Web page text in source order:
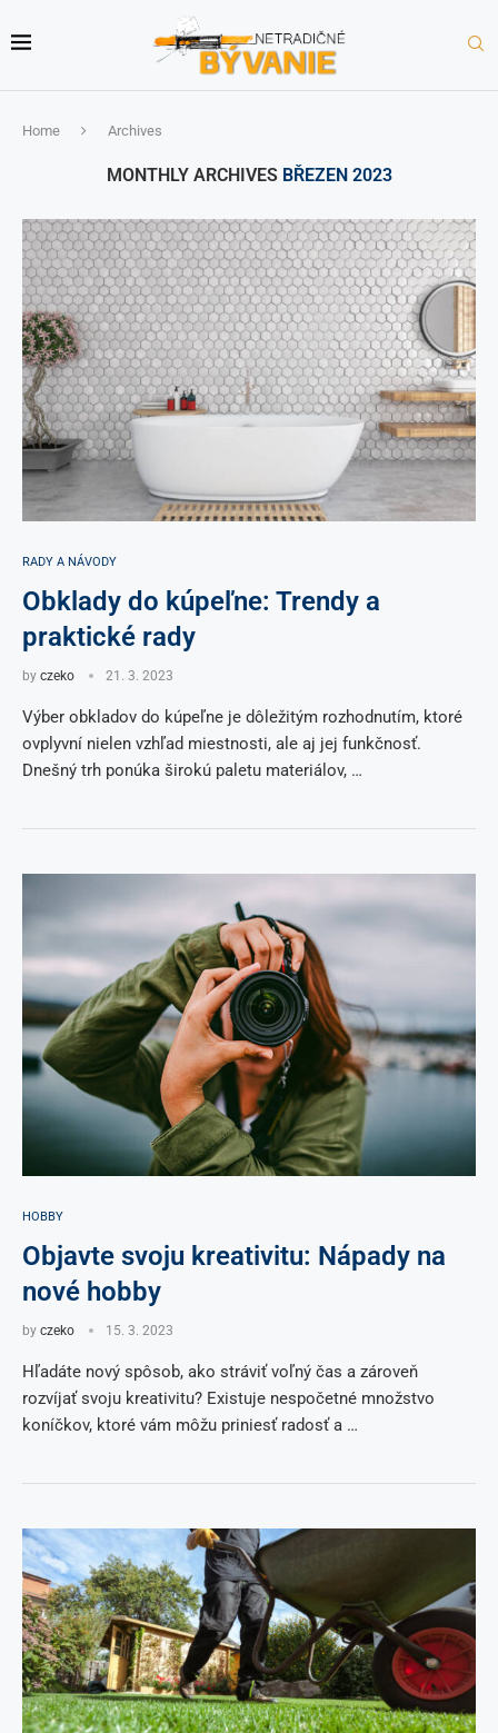
Home Archives
MONTHLY ARCHIVES BŘEZEN 2023
RADY A NÁVODY
Obklady do kúpeľne: Trendy a
praktické rady
by czeko 21. 3. 2023
Výber obkladov do kúpeľne je dôležitým rozhodnutím, ktoré
ovplyvní nielen vzhľad miestnosti, ale aj jej funkčnosť.
Dnešný trh ponúka širokú paletu materiálov, …
HOBBY
Objavte svoju kreativitu: Nápady na
nové hobby
by czeko 15. 3. 2023
Hľadáte nový spôsob, ako stráviť voľný čas a zároveň
rozvíjať svoju kreativitu? Existuje nespočetné množstvo
koníčkov, ktoré vám môžu priniesť radosť a …